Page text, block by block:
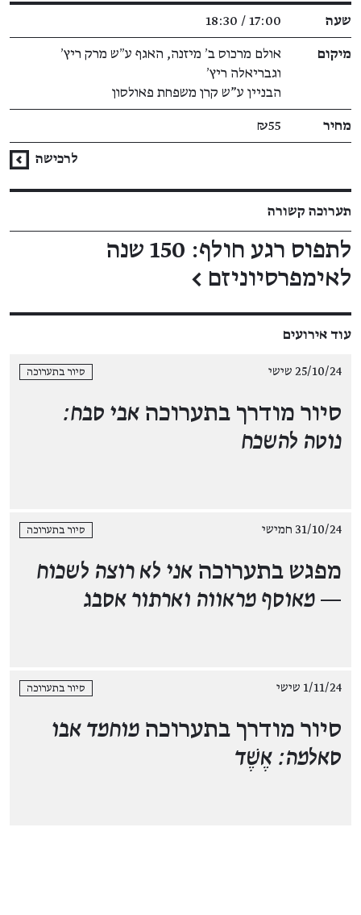
שעה 17:00 / 18:30
מיקום
אולם מרכוס ב׳ מיזנה, האגף ע״ש מרק ריץ׳
וגבריאלה ריץ׳
הבניין ע"ש קרן משפחת פאולסון
מחיר ₪55
לרכישה
תערוכה קשורה
לתפוס רגע חולף: 150 שנה
לאימפרסיוניזם ←
עוד אירועים
25/10/24 שישי סיור בתערוכה
סיור מודרך בתערוכה אבי סבח:
נוטה להשכח
31/10/24 חמישי סיור בתערוכה
מפגש בתערוכה אני לא רוצה לשכוח
— מאוסף מראווה וארתור אסבג
1/11/24 שישי סיור בתערוכה
סיור מודרך בתערוכה מוחמד אבו
סאלמה: אֶשֶׁד